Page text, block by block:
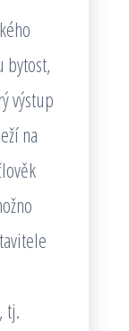
bytost,
výstup
na
tj.